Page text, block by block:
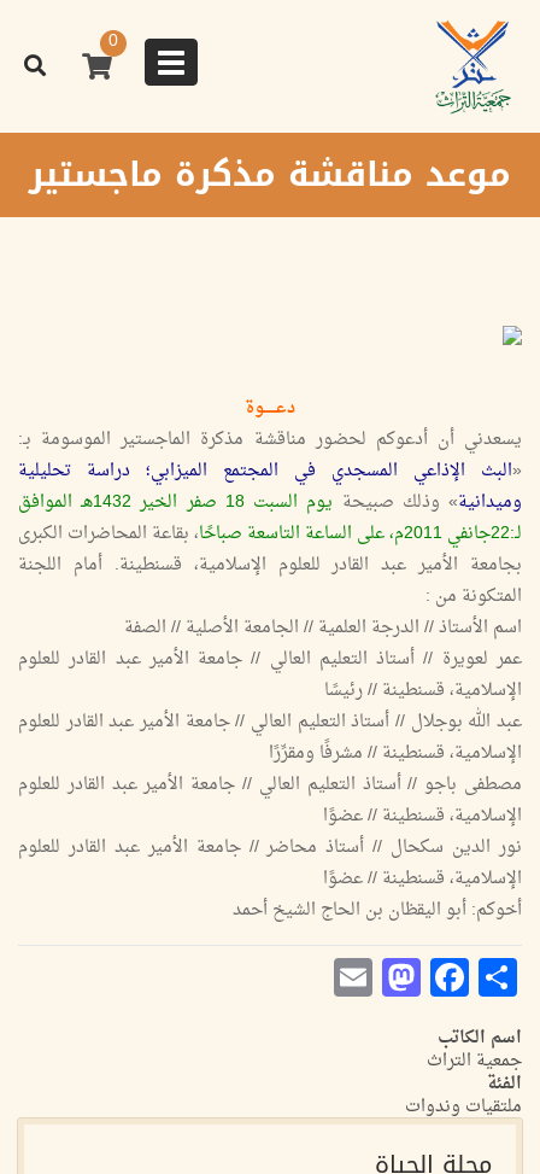
المحتوى
الرئيسي
Toggle
navigation
0
موعد مناقشة مذكرة ماجستير
دعـــــوة
يسعدني أن أدعوكم لحضور مناقشة مذكرة الماجستير الموسومة بـ:
«البث الإذاعي المسجدي في المجتمع الميزابي؛ دراسة تحليلية
وميدانية» وذلك صبيحة
يوم السبت 18 صفر الخير 1432هـ الموافق
لـ:22جانفي 2011م، على الساعة التاسعة صباحًا
، بقاعة المحاضرات الكبرى
بجامعة الأمير عبد القادر للعلوم الإسلامية، قسنطينة. أمام اللجنة
المتكونة من :
اسم الأستاذ // الدرجة العلمية // الجامعة الأصلية // الصفة
عمر لعويرة // أستاذ التعليم العالي // جامعة الأمير عبد القادر للعلوم
الإسلامية، قسنطينة // رئيسًا
عبد الله بوجلال // أستاذ التعليم العالي // جامعة الأمير عبد القادر للعلوم
الإسلامية، قسنطينة // مشرفًا ومقرِّرًا
مصطفى باجو // أستاذ التعليم العالي // جامعة الأمير عبد القادر للعلوم
الإسلامية، قسنطينة // عضوًا
نور الدين سكحال // أستاذ محاضر // جامعة الأمير عبد القادر للعلوم
الإسلامية، قسنطينة // عضوًا
أخوكم: أبو اليقظان بن الحاج الشيخ أحمد
Share
Facebook
Mastodon
اسم الكاتب
جمعية التراث
الفئة
ملتقيات وندوات
مجلة الحياة